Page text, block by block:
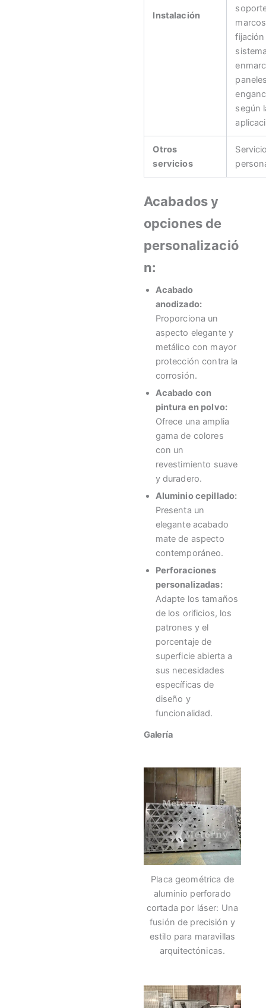
Instalación
según
Otros
servicios
Acabados y
opciones de
personalizació
n:
Acabado
anodizado:
Proporciona un
aspecto elegante y
metálico con mayor
protección contra la
corrosión.
Acabado con
pintura en polvo:
Ofrece una amplia
gama de colores
con un
revestimiento suave
y duradero.
Aluminio cepillado:
Presenta un
elegante acabado
mate de aspecto
contemporáneo.
Perforaciones
personalizadas:
Adapte los tamaños
de los orificios, los
patrones y el
porcentaje de
superficie abierta a
sus necesidades
específicas de
diseño y
funcionalidad.
Galería
Placa geométrica de
aluminio perforado
cortada por láser: Una
fusión de precisión y
estilo para maravillas
arquitectónicas.